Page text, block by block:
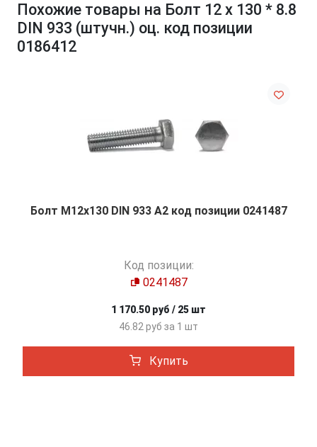
Похожие товары на Болт 12 х 130 * 8.8
DIN 933 (штучн.) оц. код позиции
0186412
Болт М12х130 DIN 933 A2 код позиции 0241487
Код позиции:
0241487
1 170.50 руб / 25 шт
46.82 руб за 1 шт
Купить